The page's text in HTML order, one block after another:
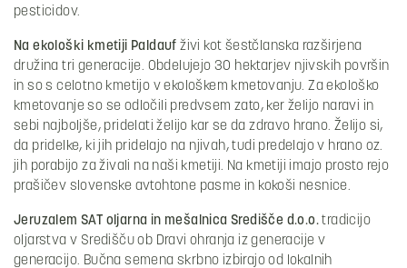
pesticidov.
Na ekološki kmetiji Paldauf živi kot šestčlanska razširjena
družina tri generacije. Obdelujejo 30 hektarjev njivskih površin
in so s celotno kmetijo v ekološkem kmetovanju. Za ekološko
kmetovanje so se odločili predvsem zato, ker želijo naravi in
sebi najboljše, pridelati želijo kar se da zdravo hrano. Želijo si,
da pridelke, ki jih pridelajo na njivah, tudi predelajo v hrano oz.
jih porabijo za živali na naši kmetiji. Na kmetiji imajo prosto rejo
prašičev slovenske avtohtone pasme in kokoši nesnice.
Jeruzalem SAT oljarna in mešalnica Središče d.o.o. tradicijo
oljarstva v Središču ob Dravi ohranja iz generacije v
generacijo. Bučna semena skrbno izbirajo od lokalnih